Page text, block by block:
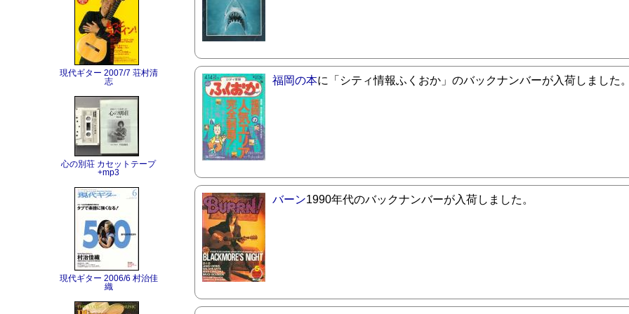
現代ギター 2007/7 荘村清
志
心の別荘 カセットテープ
+mp3
現代ギター 2006/6 村治佳
織
福岡の本に「シティ情報ふくおか」のバックナンバーが入荷しました
バーン1990年代のバックナンバーが入荷しました。